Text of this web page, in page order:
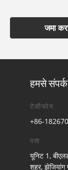
जमा
हमसे
टेलीफोन
+86-
पता
यूनिट 1,
शहर, झेजियांग